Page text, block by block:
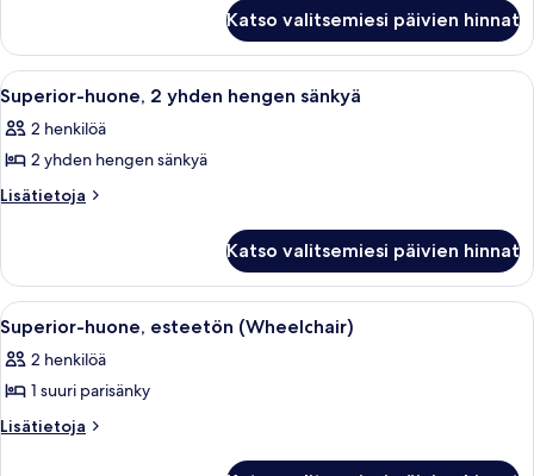
parisänky
kuvat
1
suuri
parisänky
Katso valitsemiesi päivien hinnat
Avaa
kaikki
huonetyypin
Superior-
huone,
hengen
sänkyä
kuvat
Moderni hotellihuone, jossa on suuri
5
Superior-huone, 2 yhden hengen sänkyä
2 henkilöä
2 yhden hengen sänkyä
Lisätietoja
Lisätietoja
2
yhden
hengen
sänkyä
Katso valitsemiesi päivien hinnat
Avaa
kaikki
huonetyypin
Superior-
huone,
Hotellihuone, jossa on sänky,
5
Superior-huone, esteetön (Wheelchair)
2 henkilöä
1 suuri parisänky
Lisätietoja
Lisätietoja